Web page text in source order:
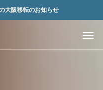
大阪移転のお知らせ